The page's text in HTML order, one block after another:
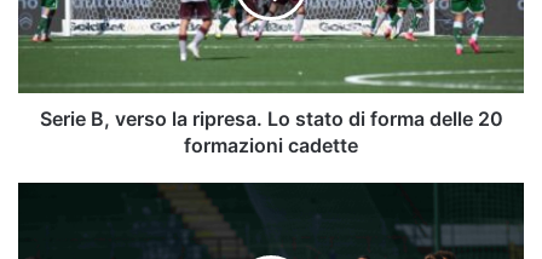
Lo
stato
forma
delleSerie B, verso la ripresa. Lo stato di forma delle 20
formazioni cadette